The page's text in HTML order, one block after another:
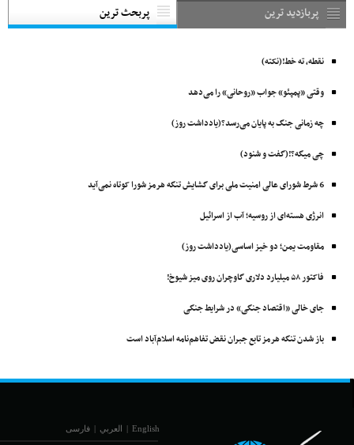
پربازدید ترین پربحث ترین
نقطه، ته خط!(نکته)
وقتی «پمپئو» جواب «روحانی» را می‌دهد
چه زمانی جنگ به پایان می‌رسد؟(یادداشت روز)
چی میگه؟!(گفت و شنود)
6 شرط شورای عالی امنیت ملی برای گشایش تنگه هرمز شورا کوتاه نمی‌آید
انرژی هسته‌ای از روسیه؛ آب از اسرائیل
مقاومت یمن؛ دو خیز اساسی(یادداشت روز)
فاکتور ۵۸ میلیارد دلاری گاوچران روی میز شیوخ!
جای خالی «اقتصاد جنگی» در شرایط جنگی
باز شدن تنگه هرمز تابع جبران نقض تفاهم‌نامه اسلام‌آباد است
English
| العربي | فارسی